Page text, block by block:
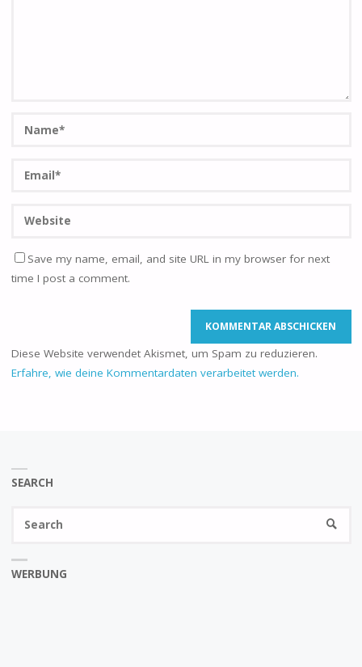
Save my name, email, and site URL in my browser for next
time I post a comment.
Diese Website verwendet Akismet, um Spam zu reduzieren.
Erfahre, wie deine Kommentardaten verarbeitet werden.
SEARCH
WERBUNG